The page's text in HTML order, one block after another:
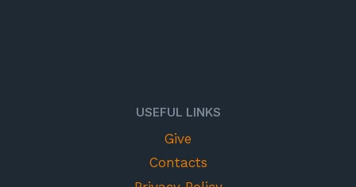
USEFUL LINKS
Give
Contacts